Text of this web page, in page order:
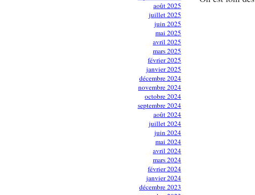
août 2025
juillet 2025
juin 2025
mai 2025
avril 2025
mars 2025
février 2025
janvier 2025
décembre 2024
novembre 2024
octobre 2024
septembre 2024
août 2024
juillet 2024
juin 2024
mai 2024
avril 2024
mars 2024
février 2024
janvier 2024
décembre 2023